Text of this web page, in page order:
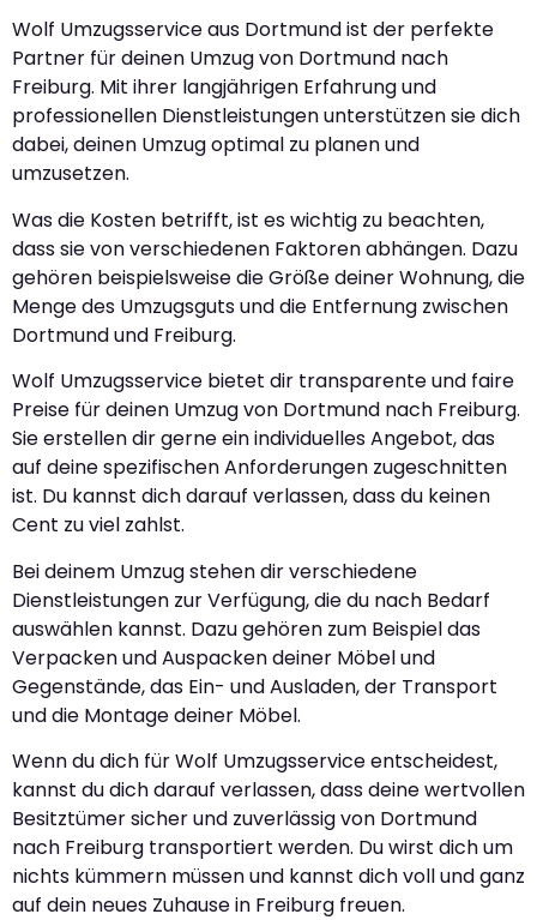
Wolf Umzugsservice aus Dortmund ist der perfekte
Partner für deinen Umzug von Dortmund nach
Freiburg. Mit ihrer langjährigen Erfahrung und
professionellen Dienstleistungen unterstützen sie dich
dabei, deinen Umzug optimal zu planen und
umzusetzen.
Was die Kosten betrifft, ist es wichtig zu beachten,
dass sie von verschiedenen Faktoren abhängen. Dazu
gehören beispielsweise die Größe deiner Wohnung, die
Menge des Umzugsguts und die Entfernung zwischen
Dortmund und Freiburg.
Wolf Umzugsservice bietet dir transparente und faire
Preise für deinen Umzug von Dortmund nach Freiburg.
Sie erstellen dir gerne ein individuelles Angebot, das
auf deine spezifischen Anforderungen zugeschnitten
ist. Du kannst dich darauf verlassen, dass du keinen
Cent zu viel zahlst.
Bei deinem Umzug stehen dir verschiedene
Dienstleistungen zur Verfügung, die du nach Bedarf
auswählen kannst. Dazu gehören zum Beispiel das
Verpacken und Auspacken deiner Möbel und
Gegenstände, das Ein- und Ausladen, der Transport
und die Montage deiner Möbel.
Wenn du dich für Wolf Umzugsservice entscheidest,
kannst du dich darauf verlassen, dass deine wertvollen
Besitztümer sicher und zuverlässig von Dortmund
nach Freiburg transportiert werden. Du wirst dich um
nichts kümmern müssen und kannst dich voll und ganz
auf dein neues Zuhause in Freiburg freuen.